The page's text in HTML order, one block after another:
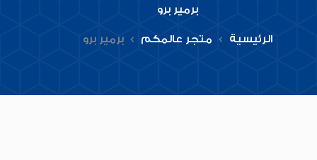
برمير برو
الرئيسية متجر عالمكم برمير برو